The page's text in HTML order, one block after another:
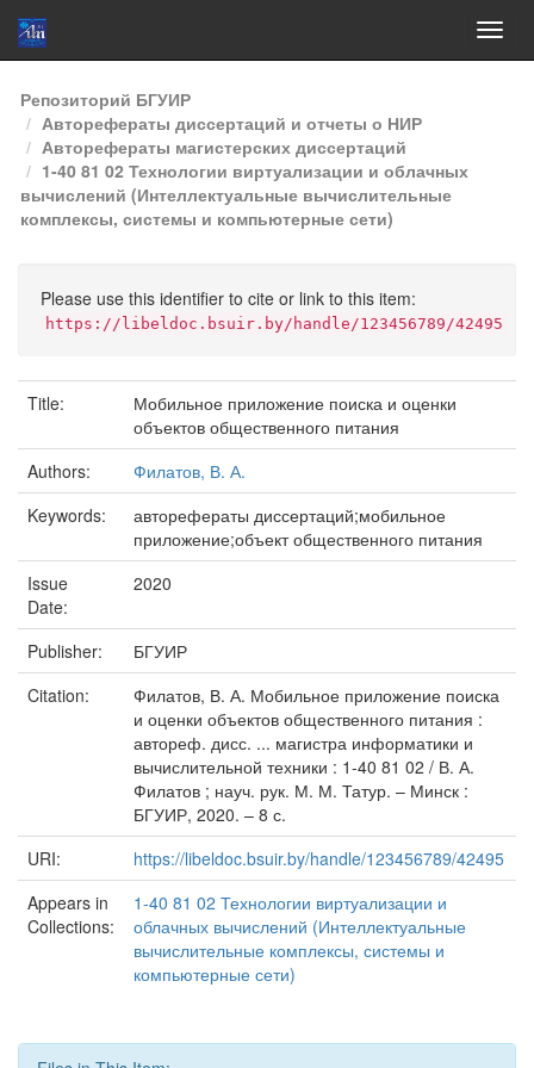
Skip
navigation
Репозиторий БГУИР
Авторефераты диссертаций и отчеты о НИР
Авторефераты магистерских диссертаций
1-40 81 02 Технологии виртуализации и облачных
вычислений (Интеллектуальные вычислительные
комплексы, системы и компьютерные сети)
Please use this identifier to cite or link to this item:
https://libeldoc.bsuir.by/handle/123456789/42495
Title:
Мобильное приложение поиска и оценки
объектов общественного питания
Authors:
Филатов, В. А.
Keywords:
авторефераты диссертаций;мобильное
приложение;объект общественного питания
Issue
Date:
2020
Publisher:
БГУИР
Citation:
Филатов, В. А. Мобильное приложение поиска
и оценки объектов общественного питания :
автореф. дисс. ... магистра информатики и
вычислительной техники : 1-40 81 02 / В. А.
Филатов ; науч. рук. М. М. Татур. – Минск :
БГУИР, 2020. – 8 с.
URI:
https://libeldoc.bsuir.by/handle/123456789/42495
Appears in
Collections:
1-40 81 02 Технологии виртуализации и
облачных вычислений (Интеллектуальные
вычислительные комплексы, системы и
компьютерные сети)